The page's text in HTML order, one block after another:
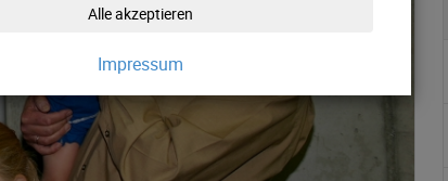
Alle akzeptieren
Impressum